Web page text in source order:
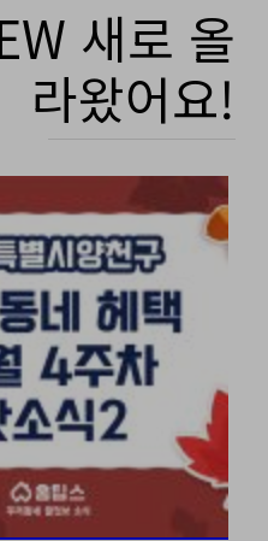
새로 올
라왔어요!